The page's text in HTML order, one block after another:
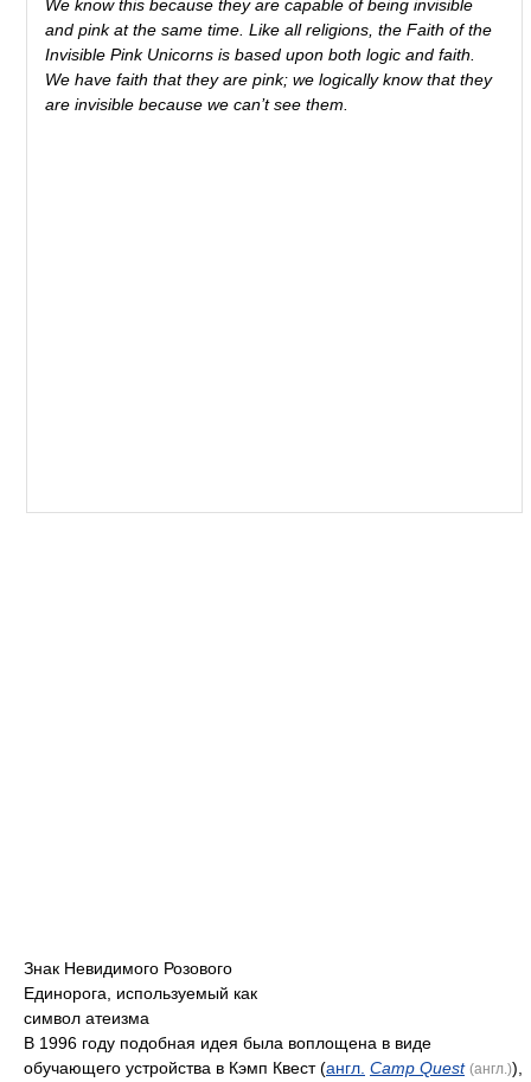
We know this because they are capable of being invisible
and pink at the same time. Like all religions, the Faith of the
Invisible Pink Unicorns is based upon both logic and faith.
We have faith that they are pink; we logically know that they
are invisible because we can’t see them.
Знак Невидимого Розового
Единорога, используемый как
символ атеизма
В 1996 году подобная идея была воплощена в виде
обучающего устройства в Кэмп Квест (англ. Camp Quest (англ.)),